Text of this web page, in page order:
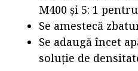
M400 și 5: 1
Se amestecă
Se adaugă încet
soluție de